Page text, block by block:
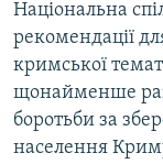
Національна
рекомендації
кримської
щонайменше
боротьби за
населення